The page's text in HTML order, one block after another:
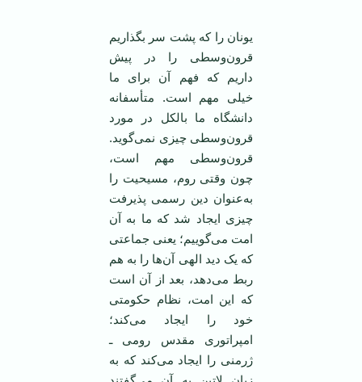
یونان را که پشت سر بگذاریم
قرون‌وسطی را در پیش
داریم که فهم آن برای ما
خیلی مهم است. متأسفانه
دانشگاه ما بالکل در مورد
قرون‌وسطی چیزی نمی‌گوید.
قرون‌وسطی مهم است،
چون وقتی روم، مسیحیت را
به‌عنوان دین رسمی پذیرفت
چیزی ایجاد شد که ما به آن
امت می‌گوییم؛ یعنی جماعتی
که یک دید الهی آن‌ها را به هم
ربط می‌دهد، بعد از آن است
که این امت، نظام حکومتی
خود را ایجاد می‌کند؛
امپراتوری مقدس رومی ـ
ژرمنی را ایجاد می‌کند که به